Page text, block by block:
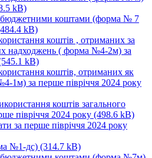
kB)
бюджетними коштами (форма № 7
kB)
коштів , отриманих за
надходжень ( форма №4-2м) за
kB)
коштів, отриманих як
1м) за перше півріччя 2024 року
коштів загального
півріччя 2024 року (498.6 kB)
за перше півріччя 2024 року
№1-дс) (314.7 kB)